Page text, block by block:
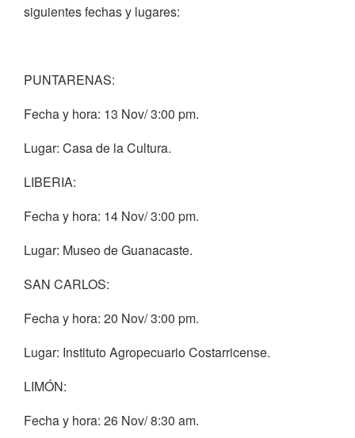
siguientes fechas y lugares:
PUNTARENAS:
Fecha y hora: 13 Nov/ 3:00 pm.
Lugar: Casa de la Cultura.
LIBERIA:
Fecha y hora: 14 Nov/ 3:00 pm.
Lugar: Museo de Guanacaste.
SAN CARLOS:
Fecha y hora: 20 Nov/ 3:00 pm.
Lugar: Instituto Agropecuario Costarricense.
LIMÓN:
Fecha y hora: 26 Nov/ 8:30 am.